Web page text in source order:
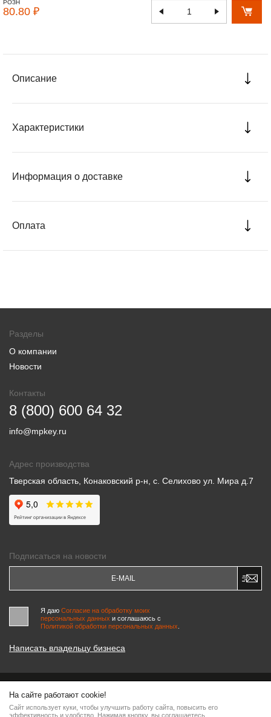
РОЗН
80.80 ₽
Описание
Характеристики
Информация о доставке
Оплата
Разделы
О компании
Новости
Контакты
8 (800) 600 64 32
info@mpkey.ru
Адрес производства
Тверская область, Конаковский р-н, с. Селихово ул. Мира д.7
Подписаться на новости
Я даю Согласие на обработку моих
персональных данных и соглашаюсь c
Политикой обработки персональных данных
Написать владельцу бизнеса
© 2000-2026 «МАСТЕРСКИЕ ПИНЧУКА»
Информация на сайте является интеллектуальной собственностью компании, любое
На сайте работают cookie!
Сайт использует куки, чтобы улучшить работу сайта, повысить его
эффективность и удобство. Нажимая кнопку, вы соглашаетесь